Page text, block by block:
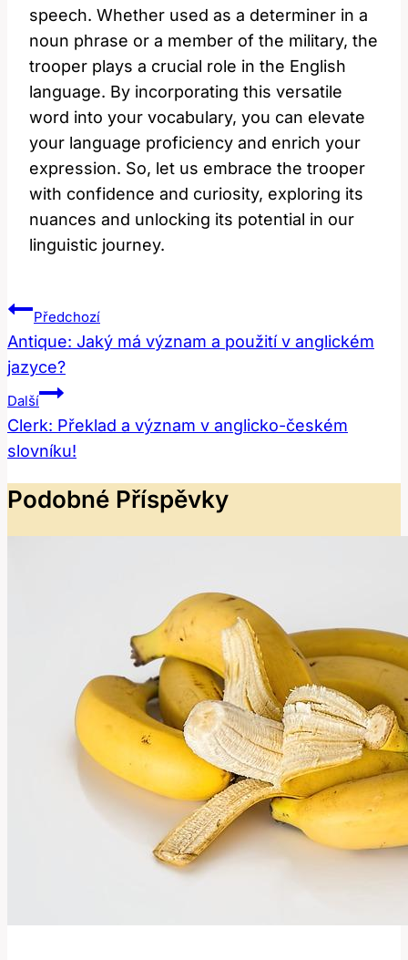
speech. Whether used as a determiner in a
noun phrase or a member of the military, the
trooper plays a crucial role in the English
language. By incorporating this versatile
word into your vocabulary, you can elevate
your language proficiency and enrich your
expression. So, let us embrace the trooper
with confidence and curiosity, exploring its
nuances and unlocking its potential in our
linguistic journey.
Navigace
Pro
Příspěvek
Předchozí
Antique: Jaký má význam a použití v anglickém
jazyce?
Další
Clerk: Překlad a význam v anglicko-českém
slovníku!
Podobné Příspěvky